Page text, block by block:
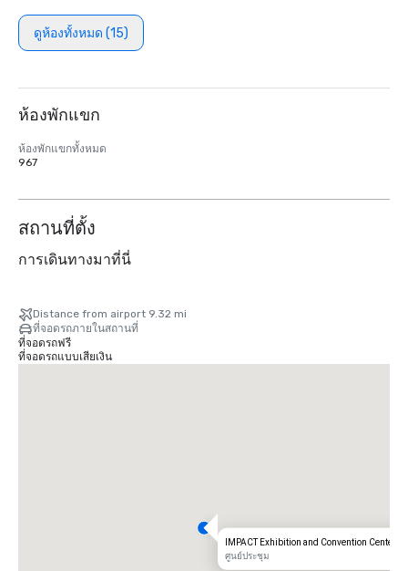
ดูห้องทั้งหมด (15)
ห้องพักแขก
ห้องพักแขกทั้งหมด
967
สถานที่ตั้ง
การเดินทางมาที่นี่
Distance from airport 9.32 mi
ที่จอดรถภายในสถานที่
ที่จอดรถฟรี
ที่จอดรถแบบเสียเงิน
IMPACT Exhibition and Convention Center
ศูนย์ประชุม